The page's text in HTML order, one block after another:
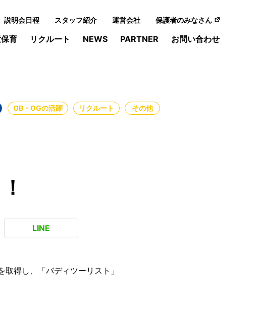
説明会日程 スタッフ紹介 運営会社 保護者のみなさん
育 リクルート NEWS PARTNER お問い合わせ
OB・OGの活躍 リクルート その他
LINE
得し、「バディツーリスト」